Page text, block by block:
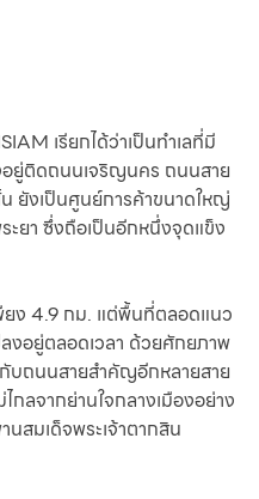
เรียกได้ว่าเป็นทำเลที่มี
อยู่ติดถนนเจริญนคร ถนนสาย
ยังเป็นศูนย์การค้าขนาดใหญ่
ะยา ซึ่งถือเป็นอีกหนึ่งจุดแข็ง
ยง 4.9 กม. แต่พื้นที่ตลอดแนว
งอยู่ตลอดเวลา ด้วยศักยภาพ
บถนนสายสำคัญอีกหลายสาย
กลจากย่านใจกลางเมืองอย่าง
นสมเด็จพระเจ้าตากสิน